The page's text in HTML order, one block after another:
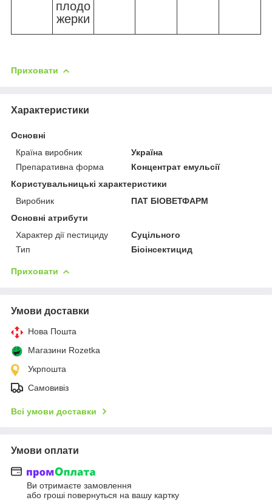
плодо
жерки
Приховати
Характеристики
Основні
Країна виробник
Україна
Препаративна форма
Концентрат емульсії
Користувальницькі характеристики
Виробник
ПАТ БІОВЕТФАРМ
Основні атрибути
Характер дії пестициду
Суцільного
Тип
Біоінсектицид
Приховати
Умови доставки
Нова Пошта
Магазини Rozetka
Укрпошта
Самовивіз
Всі умови доставки
Умови оплати
Ви отримаєте замовлення
або гроші повернуться на вашу картку